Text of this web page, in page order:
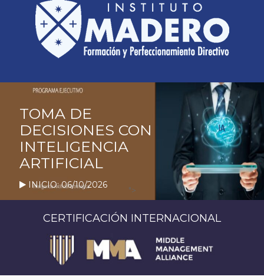
">
TOMA DE
DECISIONES CON
INTELIGENCIA
ARTIFICIAL
INICIO: 06/10/2026
CERTIFICACIÓN INTERNACIONAL